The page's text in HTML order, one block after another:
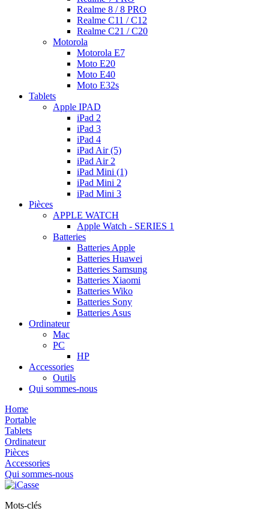
Realme 8 / 8 PRO
Realme C11 / C12
Realme C21 / C20
Motorola
Motorola E7
Moto E20
Moto E40
Moto E32s
Tablets
Apple IPAD
iPad 2
iPad 3
iPad 4
iPad Air (5)
iPad Air 2
iPad Mini (1)
iPad Mini 2
iPad Mini 3
Pièces
APPLE WATCH
Apple Watch - SERIES 1
Batteries
Batteries Apple
Batteries Huawei
Batteries Samsung
Batteries Xiaomi
Batteries Wiko
Batteries Sony
Batteries Asus
Ordinateur
Mac
PC
HP
Accessories
Outils
Qui sommes-nous
Home
Portable
Tablets
Ordinateur
Pièces
Accessories
Qui sommes-nous
Mots-clés